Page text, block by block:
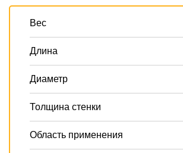
Вес
Длина
Диаметр
Толщина стенки
Область применения